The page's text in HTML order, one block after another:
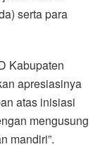
serta para
Kabupaten
apresiasinya
atas inisiasi
mengusung
mandiri”.